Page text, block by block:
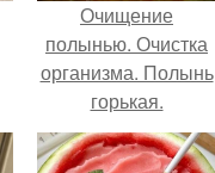
Очищение
полынью. Очистка
организма. Полынь
горькая.